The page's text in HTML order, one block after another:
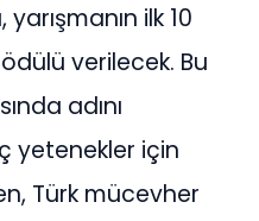
ilk 10
verilecek. Bu
adını
yetenekler için
Türk mücevher